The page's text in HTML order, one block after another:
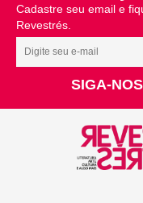
Cadastre seu email e
Revestrés.
SIGA-NOS